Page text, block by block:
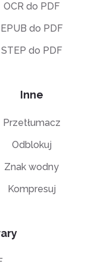
OCR do PDF
EPUB do PDF
STEP do PDF
Inne
Przetłumacz
Odblokuj
Znak wodny
Kompresuj